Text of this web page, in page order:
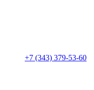
+7 (343) 379-53-60